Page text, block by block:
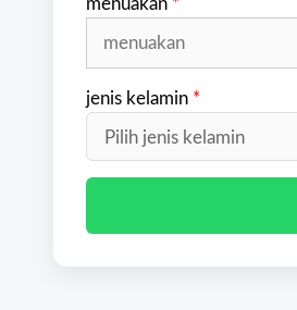
jenis kelamin *